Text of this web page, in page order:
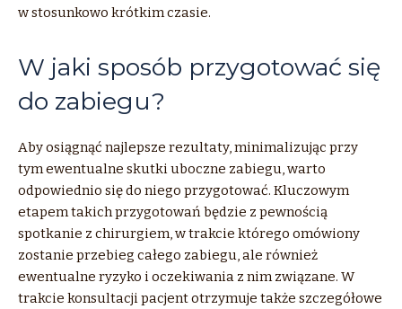
w stosunkowo krótkim czasie.
W jaki sposób przygotować się
do zabiegu?
Aby osiągnąć najlepsze rezultaty, minimalizując przy
tym ewentualne skutki uboczne zabiegu, warto
odpowiednio się do niego przygotować. Kluczowym
etapem takich przygotowań będzie z pewnością
spotkanie z chirurgiem, w trakcie którego omówiony
zostanie przebieg całego zabiegu, ale również
ewentualne ryzyko i oczekiwania z nim związane. W
trakcie konsultacji pacjent otrzymuje także szczegółowe